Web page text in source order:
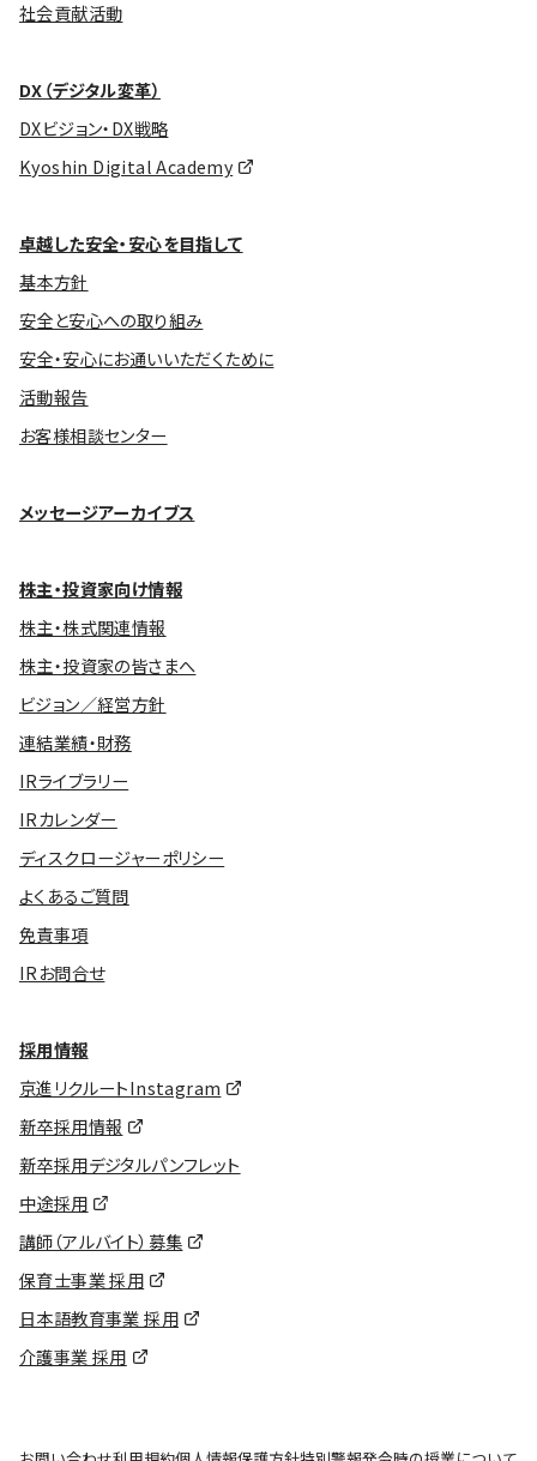
社会貢献活動
DX（デジタル変革）
DXビジョン・DX戦略
Kyoshin Digital Academy
卓越した安全・安心を目指して
基本方針
安全と安心への取り組み
安全・安心にお通いいただくために
活動報告
お客様相談センター
メッセージアーカイブス
株主・投資家向け情報
株主・株式関連情報
株主・投資家の皆さまへ
ビジョン／経営方針
連結業績・財務
IRライブラリー
IRカレンダー
ディスクロージャーポリシー
よくあるご質問
免責事項
IRお問合せ
採用情報
京進リクルートInstagram
新卒採用情報
新卒採用デジタルパンフレット
中途採用
講師（アルバイト）募集
保育士事業 採用
日本語教育事業 採用
介護事業 採用